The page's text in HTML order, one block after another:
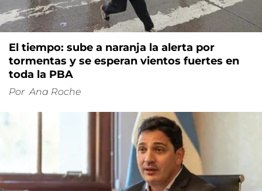
El tiempo: sube a naranja la alerta por
tormentas y se esperan vientos fuertes en
toda la PBA
Por Ana Roche